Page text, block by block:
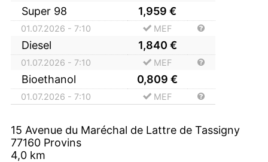
Super 98 1,959 €
01.07.2026 - 7:10 MEF
Diesel 1,840 €
01.07.2026 - 7:10 MEF
Bioethanol 0,809 €
01.07.2026 - 7:10 MEF
15 Avenue du Maréchal de Lattre de Tassigny
77160 Provins
4,0 km